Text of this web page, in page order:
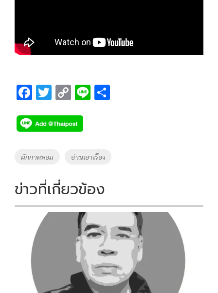
F
e
b
o
k
T
tt
er
C
p
y
Li
k
Li
Tags
ผักกาดหอม อ่านเอาเรื่อง
ข่าวที่เกี่ยวข้อง